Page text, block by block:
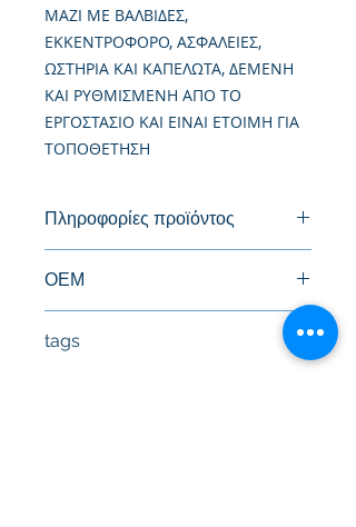
ΜΑΖΙ ΜΕ ΒΑΛΒΙΔΕΣ,
ΕΚΚΕΝΤΡΟΦΟΡΟ, ΑΣΦΑΛΕΙΕΣ,
ΩΣΤΗΡΙΑ ΚΑΙ ΚΑΠΕΛΩΤΑ, ΔΕΜΕΝΗ
ΚΑΙ ΡΥΘΜΙΣΜΕΝΗ ΑΠΟ ΤΟ
ΕΡΓΟΣΤΑΣΙΟ ΚΑΙ ΕΙΝΑΙ ΕΤΟΙΜΗ ΓΙΑ
ΤΟΠΟΘΕΤΗΣΗ
Πληροφορίες προϊόντος
ΟΕΜ
tags